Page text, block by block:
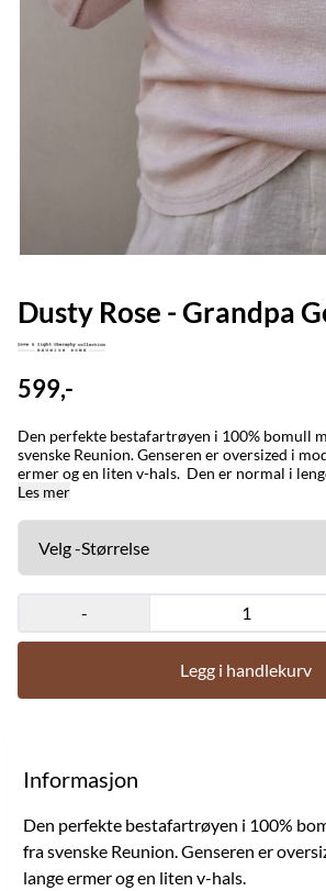
Dusty Rose - Grandpa
599,-
Den perfekte bestafartrøyen i 100% bomull
svenske Reunion. Genseren er oversized i
ermer og en liten v-hals. Den er normal i lengde og passer perfekt
til både jeans, skjørt eller til kosebuksa. Bruk
Mål ONESIZE: Lengde foran: ca 60 cm Lengde bak: ca 75 cm
Brystmål: ca 110 cm Ermlengde: ca 63 cm Materiale og
Les mer
-
Legg i handlekurv
Informasjon
Den perfekte bestafartrøyen i 100%
fra svenske Reunion. Genseren er
lange ermer og en liten v-hals.